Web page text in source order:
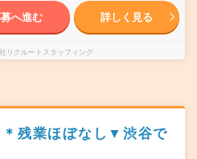
へ進む 詳しく見る
リクルートスタッフィング
残業ほぼなし▼渋谷で